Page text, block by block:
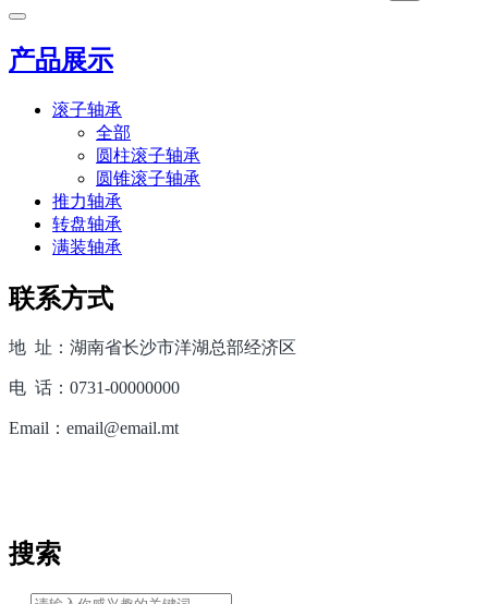
产品展示
滚子轴承
全部
圆柱滚子轴承
圆锥滚子轴承
推力轴承
转盘轴承
满装轴承
联系方式
地 址：湖南省长沙市洋湖总部经济区
电 话：0731-00000000
Email：email@email.mt
搜索